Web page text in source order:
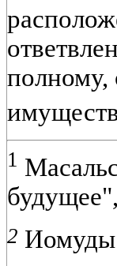
полному,
1
2 Иомуды